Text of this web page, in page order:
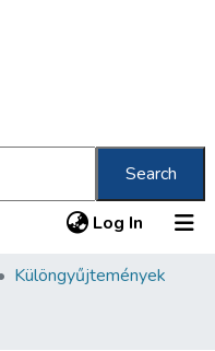
Search
Log In (current)
Különgyűjtemények